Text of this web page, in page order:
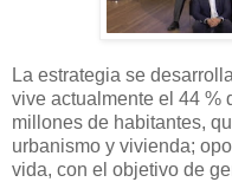
La estrategia se
vive actualmente el 44 %
millones de habitantes,
urbanismo y vivienda;
vida, con el objetivo de